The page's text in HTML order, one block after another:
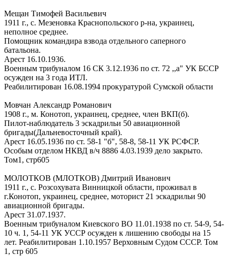
Мещан Тимофей Васильевич
1911 г., с. Мезеновка Краснопольского р-на, украинец,
неполное среднее.
Помощник командира взвода отдельного саперного
батальона.
Арест 16.10.1936.
Военным трибуналом 16 СК 3.12.1936 по ст. 72 ,,а" УК БССР
осужден на 3 года ИТЛ.
Реабилитирован 16.08.1994 прокуратурой Сумской области
Мовчан Александр Романович
1908 г., м. Конотоп, украинец, среднее, член ВКП(б).
Пилот-наблюдатель 3 эскадрильи 50 авиационной
бригады(Дальневосточный край).
Арест 16.05.1936 по ст. 58-1 "б", 58-8, 58-11 УК РСФСР.
Особым отделом НКВД в/ч 8886 4.03.1939 дело закрыто.
Том1, стр605
МОЛОТКОВ (МЛОТКОВ) Дмитрий Иванович
1911 г., с. Розсохувата Винницкой области, проживал в
г.Конотоп, украинец, среднее, моторист 21 эскадрильи 90
авиационной бригады.
Арест 31.07.1937.
Военным трибуналом Киевского ВО 11.01.1938 по ст. 54-9, 54-
10 ч. 1, 54-11 УК УССР осужден к лишению свободы на 15
лет. Реабилитирован 1.10.1957 Верховным Судом СССР. Том
1, стр 605